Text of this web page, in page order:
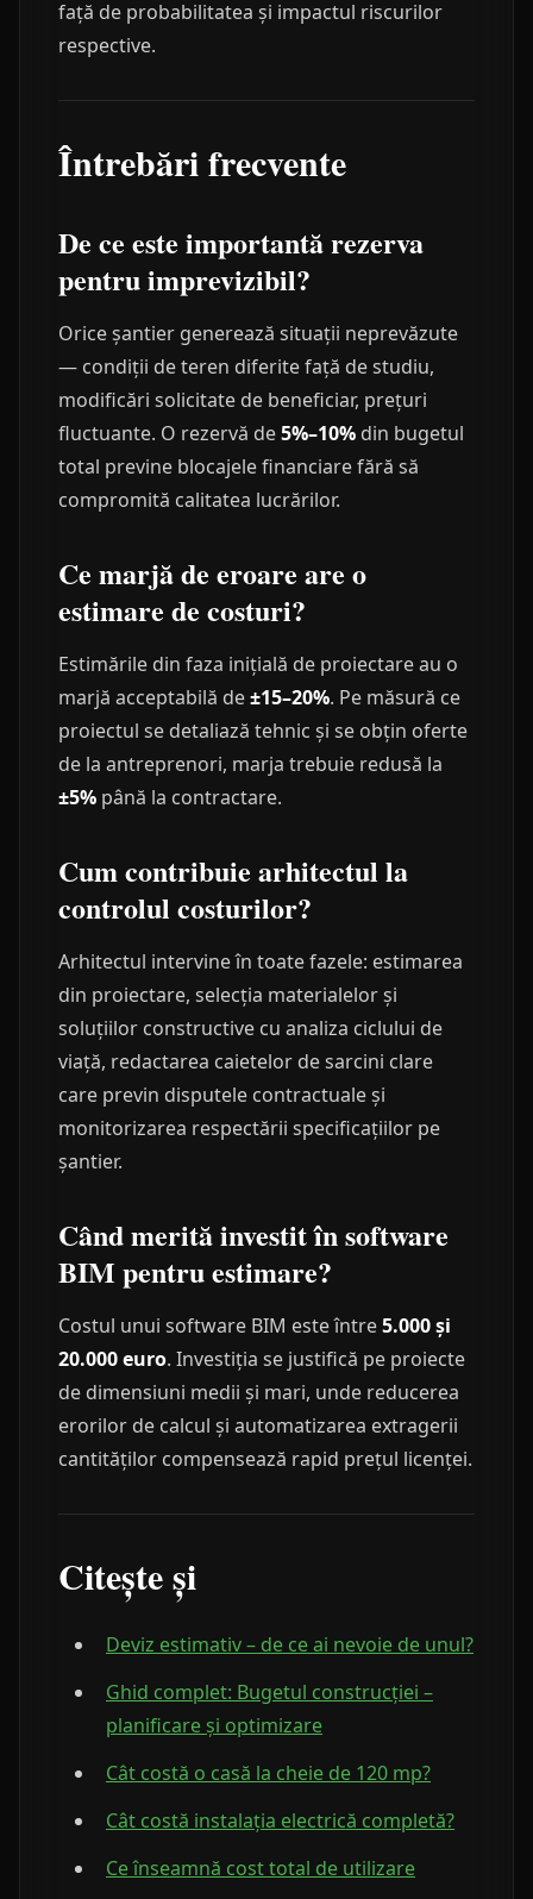
față de probabilitatea și impactul riscurilor
respective.
Întrebări frecvente
De ce este importantă rezerva
pentru imprevizibil?
Orice șantier generează situații neprevăzute
— condiții de teren diferite față de studiu,
modificări solicitate de beneficiar, prețuri
fluctuante. O rezervă de5%–10% din bugetul
total previne blocajele financiare fără să
compromită calitatea lucrărilor.
Ce marjă de eroare are o
estimare de costuri?
Estimările din faza inițială de proiectare au o
marjă acceptabilă de±15–20%. Pe măsură ce
proiectul se detaliază tehnic și se obțin oferte
de la antreprenori, marja trebuie redusă la
±5% până la contractare.
Cum contribuie arhitectul la
controlul costurilor?
Arhitectul intervine în toate fazele: estimarea
din proiectare, selecția materialelor și
soluțiilor constructive cu analiza ciclului de
viață, redactarea caietelor de sarcini clare
care previn disputele contractuale și
monitorizarea respectării specificațiilor pe
șantier.
Când merită investit în software
BIM pentru estimare?
Costul unui software BIM este între5.000 și
20.000 euro. Investiția se justifică pe proiecte
de dimensiuni medii și mari, unde reducerea
erorilor de calcul și automatizarea extragerii
cantităților compensează rapid prețul licenței.
Citește și
Deviz estimativ – de ce ai nevoie de unul?
Ghid complet: Bugetul construcției –
planificare și optimizare
Cât costă o casă la cheie de 120 mp?
Cât costă instalația electrică completă?
Ce înseamnă cost total de utilizare